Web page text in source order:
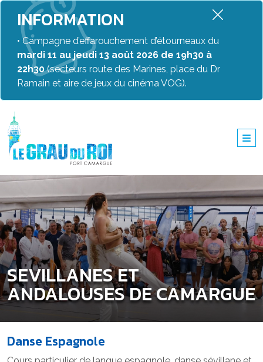
INFORMATION
• Campagne d’effarouchement d’étourneaux du
mardi 11 au jeudi 13 août 2026 de 19h30 à
22h30(secteurs route des Marines, place du Dr
Ramain et aire de jeux du cinéma VOG).
SEVILLANES ET
ANDALOUSES DE CAMARGUE
Danse Espagnole